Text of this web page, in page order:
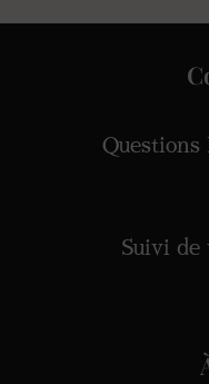
Suivi de